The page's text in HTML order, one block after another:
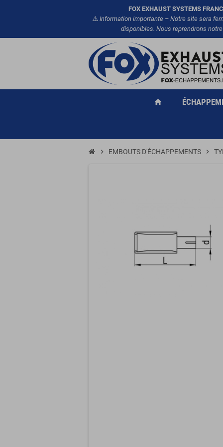
FOX EXHAUST SYSTEMS
⚠️ Information importante – Notre site sera
disponibles. Nous reprendrons
home
chevron_right EMBOUTS D'ÉCHAPPEMENTS chevron_right